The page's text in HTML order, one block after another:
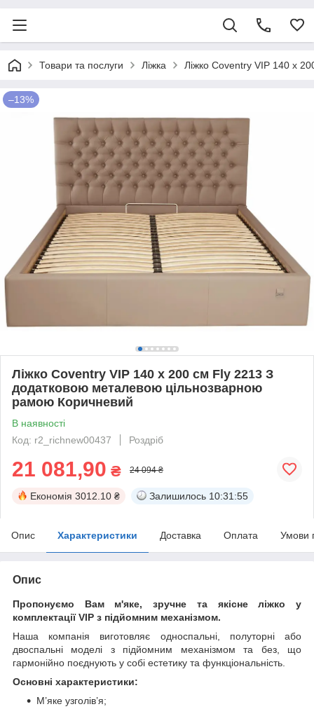
Товари та послуги Ліжка Ліжко Coventry VIP 140 х
–13%
Ліжко Coventry VIP 140 х 200 см Fly 2213 З
додатковою металевою цільнозварною
рамою Коричневий
В наявності
Код: r2_richnew00437
Роздріб
21 081,90 ₴ 24 094 ₴
Економія 3012.10 ₴ Залишилось 10:31:55
Опис Характеристики Доставка Оплата Умови
Опис
Пропонуємо Вам м'яке, зручне та якiсне ліжко у
комплектації VIP з підйомним механізмом.
Наша компанія виготовляє односпальні, полуторні або
двоспальні моделі з підйомним механізмом та без, що
гармонійно поєднують у собі естетику та функціональність.
Основні характеристики:
М’яке узголів’я;